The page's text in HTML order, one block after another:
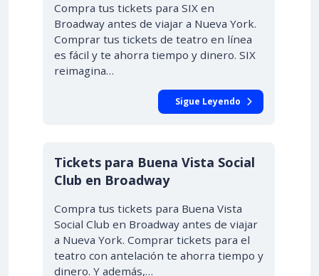
Compra tus tickets para SIX en
Broadway antes de viajar a Nueva York.
Comprar tus tickets de teatro en línea
es fácil y te ahorra tiempo y dinero. SIX
reimagina…
Sigue Leyendo
Tickets para Buena Vista Social
Club en Broadway
Compra tus tickets para Buena Vista
Social Club en Broadway antes de viajar
a Nueva York. Comprar tickets para el
teatro con antelación te ahorra tiempo y
dinero. Y además,…